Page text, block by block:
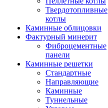
Твердотопливные
котлы
Каминные облицовки
Фактурный минерит
Фиброцементные
панели
Каминные решетки
Стандартные
Направляющие
Каминные
Туннельные